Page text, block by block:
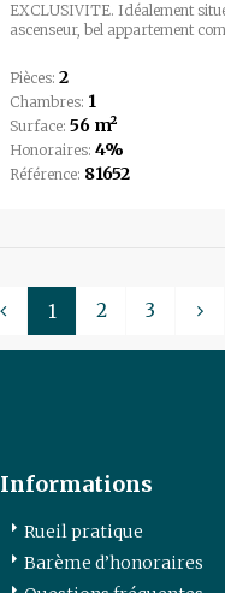
EXCLUSIVITE. Idéalement
ascenseur, bel appartement
Pièces: 2
Chambres: 1
Surface: 56 m²
Honoraires: 4%
Référence: 81652
1 2 3
Informations
Rueil pratique
Barème d’honoraires